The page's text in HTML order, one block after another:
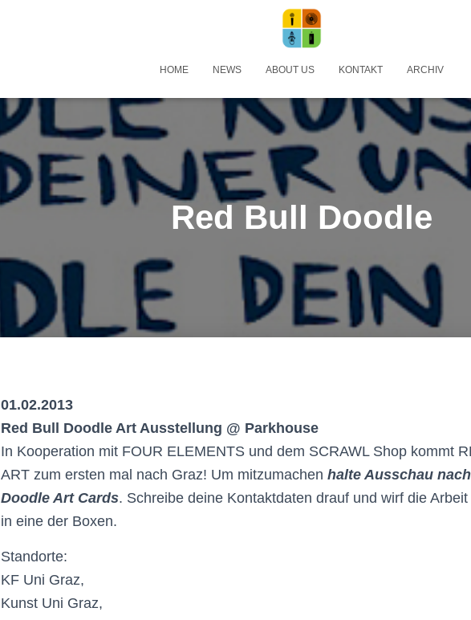
HOME NEWS ABOUT US KONTAKT ARCHIV
Red Bull Doodle
01.02.2013
Red Bull Doodle Art Ausstellung @ Parkhouse
In Kooperation mit FOUR ELEMENTS und dem SCRAWL Shop kommt
ART zum ersten mal nach Graz! Um mitzumachen halte Ausschau
Doodle Art Cards. Schreibe deine Kontaktdaten drauf und wirf die
in eine der Boxen.
Standorte:
KF Uni Graz,
Kunst Uni Graz,